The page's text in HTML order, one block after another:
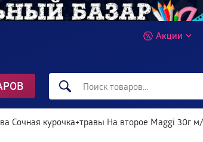
Акции
Сочная курочка+травы На второе Maggi 30г